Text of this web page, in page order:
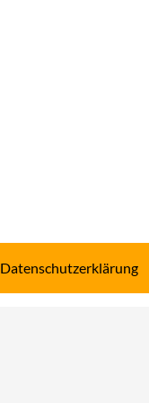
Datenschutzerklärung